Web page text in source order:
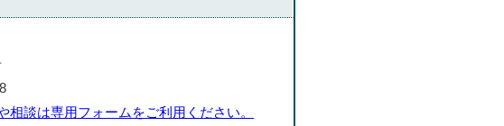
談は専用フォームをご利用ください。